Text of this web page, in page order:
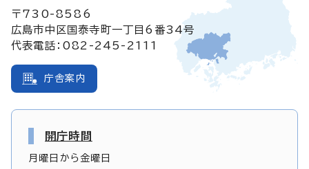
〒730-8586
広島市中区国泰寺町一丁目6番34号
代表電話：082-245-2111
庁舎案内
開庁時間
月曜日から金曜日